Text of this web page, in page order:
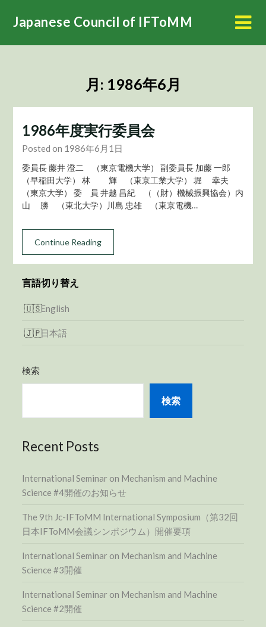
Japanese Council of IFToMM
月: 1986年6月
1986年度実行委員会
Posted on 1986年6月1日
委員長 藤井 澄二 （東京電機大学） 副委員長 加藤 一郎
（早稲田大学） 林 輝 （東京工業大学） 堀 幸夫
（東京大学） 委 員 井越 昌紀 （（財）機械振興協会）内
山 勝 （東北大学）川島 忠雄 （東京電機…
Continue Reading
言語切り替え
English
日本語
検索
検索
Recent Posts
International Seminar on Mechanism and Machine
Science #4開催のお知らせ
The 9th Jc-IFToMM International Symposium（第32回
日本IFToMM会議シンポジウム）開催要項
International Seminar on Mechanism and Machine
Science #3開催
International Seminar on Mechanism and Machine
Science #2開催